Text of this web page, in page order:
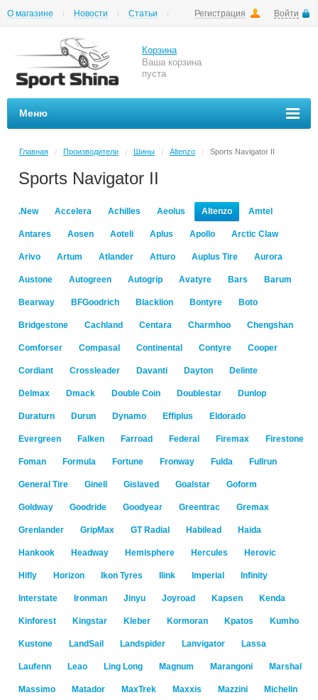
Регистрация Войти
О магазине Новости
Статьи
Корзина
Ваша корзина
пуста
Меню
Главная / Производители / Шины / Altenzo / Sports Navigator II
Sports Navigator II
.New Accelera Achilles Aeolus Altenzo Amtel
Antares Aosen Aoteli Aplus Apollo Arctic Claw
Arivo Artum Atlander Atturo Auplus Tire Aurora
Austone Autogreen Autogrip Avatyre Bars Barum
Bearway BFGoodrich Blacklion Bontyre Boto
Bridgestone Cachland Centara Charmhoo Chengshan
Comforser Compasal Continental Contyre Cooper
Cordiant Crossleader Davanti Dayton Delinte
Delmax Dmack Double Coin Doublestar Dunlop
Duraturn Durun Dynamo Effiplus Eldorado
Evergreen Falken Farroad Federal Firemax Firestone
Foman Formula Fortune Fronway Fulda Fullrun
General Tire Ginell Gislaved Goalstar Goform
Goldway Goodride Goodyear Greentrac Gremax
Grenlander GripMax GT Radial Habilead Haida
Hankook Headway Hemisphere Hercules Herovic
Hifly Horizon Ikon Tyres Ilink Imperial Infinity
Interstate Ironman Jinyu Joyroad Kapsen Kenda
Kinforest Kingstar Kleber Kormoran Kpatos Kumho
Kustone LandSail Landspider Lanvigator Lassa
Laufenn Leao Ling Long Magnum Marangoni Marshal
Massimo Matador MaxTrek Maxxis Mazzini Michelin